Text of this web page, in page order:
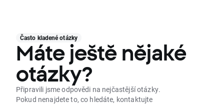
Často kladené otázky
Máte ještě nějaké
otázky?
Připravili jsme odpovědi na nejčastější otázky.
Pokud nenajdete to, co hledáte, kontaktujte